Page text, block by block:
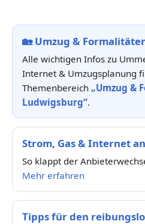
🏡Umzug &
Alle wichtigen Infos zu
Internet & Umzugsplanung
Themenbereich „Umzug &
Ludwigsburg“.
Strom, Gas & Internet
So klappt der
Mehr erfahren
Tipps für den